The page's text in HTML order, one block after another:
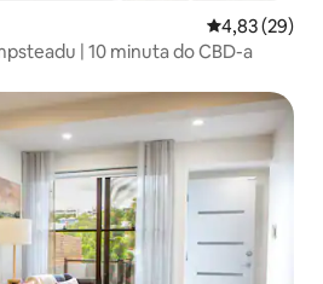
Prosječna
4,83 (29)
| 10 minuta do CBD-a